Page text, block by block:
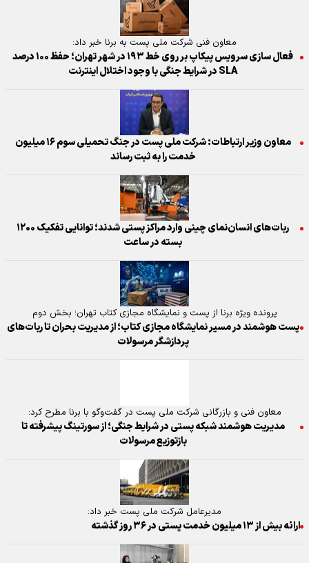
معاون فنی شرکت ملی پست به برنا خبر داد:
فعال سازی سرویس پیکاپ بر روی خط ۱۹۳ در شهر تهران؛ حفظ ۱۰۰ درصد
SLA در شرایط جنگی با وجود اختلال اینترنت
معاون وزیر ارتباطات: شرکت ملی پست در جنگ تحمیلی سوم ۱۶ میلیون
خدمت را به ثبت رساند
ربات‌های انسان‌نمای چینی وارد مراکز پستی شدند؛ توانایی تفکیک ۱۲۰۰
بسته در ساعت
پرونده ویژه برنا از پست و نمایشگاه مجازی کتاب تهران؛ بخش دوم
پست هوشمند در مسیر نمایشگاه مجازی کتاب؛ از مدیریت بحران تا ربات‌های
پردازشگر مرسولات
معاون فنی و بازرگانی شرکت ملی پست در گفت‌و‌گو با برنا مطرح کرد:
مدیریت هوشمند شبکه پستی در شرایط جنگی؛ از سورتینگ پیشرفته تا
بازتوزیع مرسولات
مدیرعامل شرکت ملی پست خبر داد:
ارائه بیش از ۱۳ میلیون خدمت پستی در ۳۶ روز گذشته